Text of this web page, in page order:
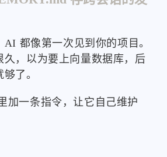
都像第一次见到你的项目。
久，以为要上向量数据库，后
了。
加一条指令，让它自己维护